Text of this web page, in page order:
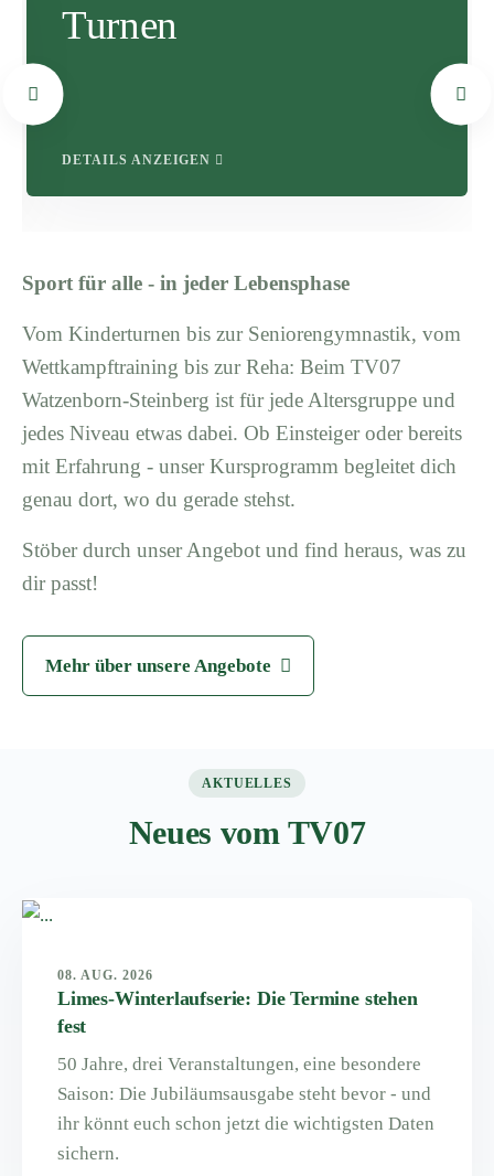
Turnen
DETAILS ANZEIGEN
Sport für alle - in jeder Lebensphase
Vom Kinderturnen bis zur Seniorengymnastik, vom
Wettkampftraining bis zur Reha: Beim TV07
Watzenborn-Steinberg ist für jede Altersgruppe und
jedes Niveau etwas dabei. Ob Einsteiger oder bereits
mit Erfahrung - unser Kursprogramm begleitet dich
genau dort, wo du gerade stehst.
Stöber durch unser Angebot und find heraus, was zu
dir passt!
Mehr über unsere Angebote
AKTUELLES
Neues vom TV07
08. AUG. 2026
Limes-Winterlaufserie: Die Termine stehen
fest
50 Jahre, drei Veranstaltungen, eine besondere
Saison: Die Jubiläumsausgabe steht bevor - und
ihr könnt euch schon jetzt die wichtigsten Daten
sichern.